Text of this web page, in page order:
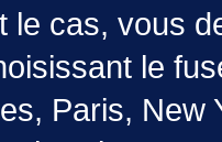
le cas, vous
le
Paris, New